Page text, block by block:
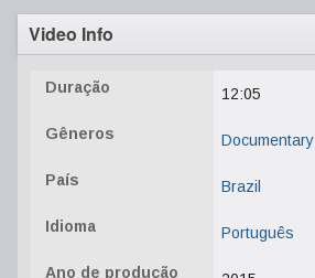
Video Info
Duração 12:05
Gêneros Documentary
País Brazil
Idioma Português
Ano de produção